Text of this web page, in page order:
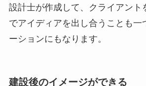
設計士が作成して、クライアント
でアイディアを出し合うことも一
ーションにもなります。
建設後のイメージができる